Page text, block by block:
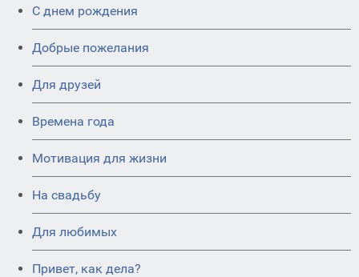
C днем рождения
Добрые пожелания
Для друзей
Времена года
Мотивация для жизни
На свадьбу
Для любимых
Привет, как дела?